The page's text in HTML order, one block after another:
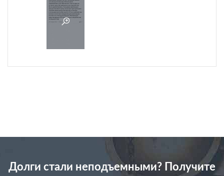
Долги стали неподъемными? Получите